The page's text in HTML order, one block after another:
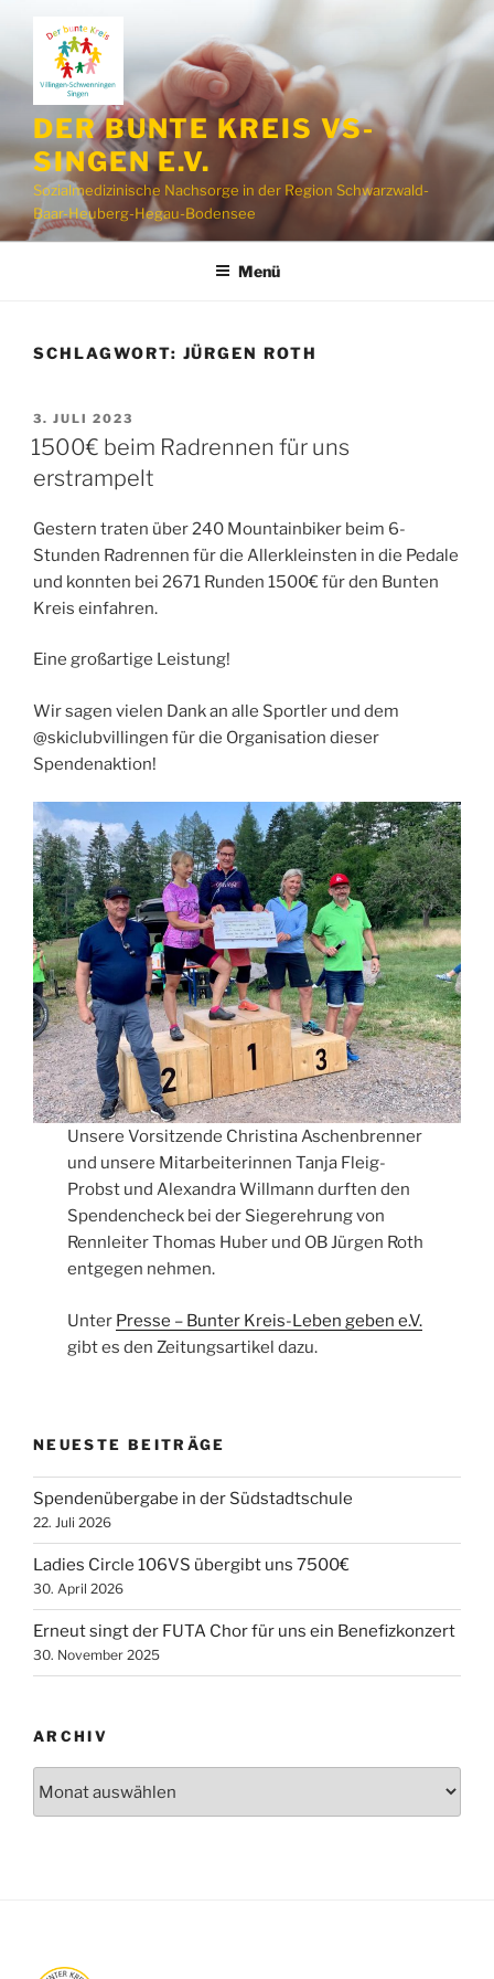
springen
DER BUNTE KREIS VS-
SINGEN E.V.
Sozialmedizinische Nachsorge in der Region Schwarzwald-
Baar-Heuberg-Hegau-Bodensee
Menü
SCHLAGWORT: JÜRGEN ROTH
VERÖFFENTLICHT
AM
3. JULI 2023
1500€ beim Radrennen für uns
erstrampelt
Gestern traten über 240 Mountainbiker beim 6-
Stunden Radrennen für die Allerkleinsten in die Pedale
und konnten bei 2671 Runden 1500€ für den Bunten
Kreis einfahren.
Eine großartige Leistung!
Wir sagen vielen Dank an alle Sportler und dem
@skiclubvillingen für die Organisation dieser
Spendenaktion!
Unsere Vorsitzende Christina Aschenbrenner
und unsere Mitarbeiterinnen Tanja Fleig-
Probst und Alexandra Willmann durften den
Spendencheck bei der Siegerehrung von
Rennleiter Thomas Huber und OB Jürgen Roth
entgegen nehmen.
Unter Presse – Bunter Kreis-Leben geben e.V.
gibt es den Zeitungsartikel dazu.
NEUESTE BEITRÄGE
Spendenübergabe in der Südstadtschule
22. Juli 2026
Ladies Circle 106VS übergibt uns 7500€
30. April 2026
Erneut singt der FUTA Chor für uns ein Benefizkonzert
30. November 2025
ARCHIV